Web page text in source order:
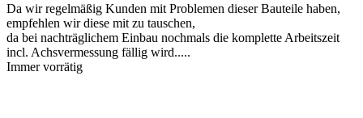
Da wir regelmäßig Kunden mit Problemen dieser Bauteile haben,
empfehlen wir diese mit zu tauschen,
da bei nachträglichem Einbau nochmals die komplette Arbeitszeit
incl. Achsvermessung fällig wird.....
Immer vorrätig